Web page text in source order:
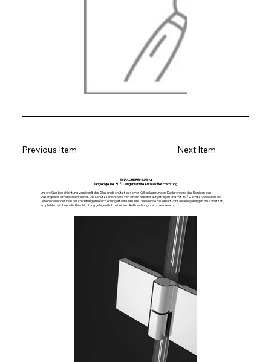
Next Item
Previous Item
EINFACHE REINIGUNG
langlebige, bei 80°C eingebrannte Antikalk Beschichtung
Unsere Glasbeschichtung versiegelt das Glas und schützt es so vor Kalkablagerungen. Dadurch wird das Reinigen des
Duschglases erheblich einfacher. Die Schutzschicht wird von einem Roboter aufgetragen und mit 80°C erhitzt, wodurch die
Lebensdauer der Glasbeschichtung erheblich erlängert wird. Um Ihre Glaswände dauerhaft vor Kalkablagerungen zu schützen,
empfehlen wir Ihnen die Beschichtung gelegentlich mit einem Auffrischungsset zu erneuern.